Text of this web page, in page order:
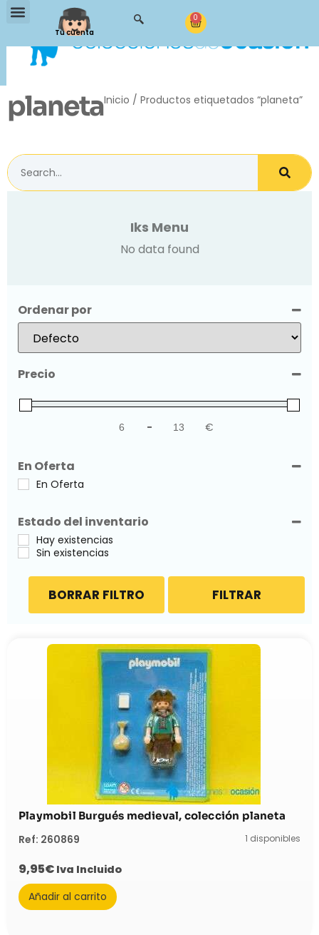
Tu cuenta
0
planetaInicio / Productos etiquetados “planeta”
Iks Menu
No data found
Ordenar por
Sort Products
Precio
Minimum Price
- Maximum Price
€
En Oferta
En Oferta
Estado del inventario
Hay existencias
Sin existencias
FILTRAR
BORRAR FILTRO
Playmobil Burgués medieval, colección planeta
Ref: 260869 1 disponibles
9,95€ Iva Incluido
Añadir al carrito